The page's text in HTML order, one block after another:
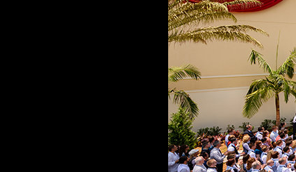
サイエントロジス
教会の内部
サイエントロジー
ダイアネティックス
愛と憎しみ ―
偉大さとは何か?